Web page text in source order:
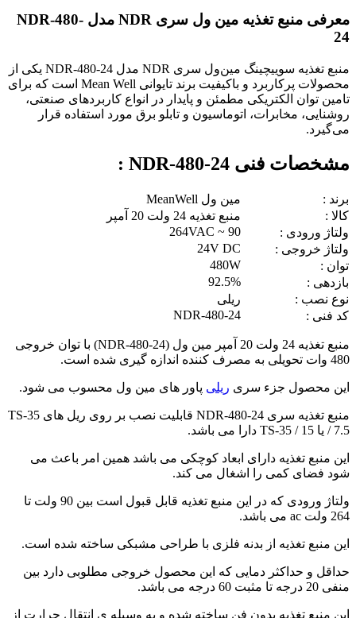
معرفی منبع تغذیه مین ول سری NDR مدل NDR-480-
24
منبع تغذیه سوییچینگ مین‌ول سری NDR مدل NDR-480-24 یکی از
محصولات پرکاربرد و باکیفیت برند تایوانی Mean Well است که برای
تامین توان الکتریکی مطمئن و پایدار در انواع کاربردهای صنعتی،
روشنایی، مخابرات، اتوماسیون و تابلو برق مورد استفاده قرار
می‌گیرد.
مشخصات فنی NDR-480-24 :
برند :
مین ول MeanWell
کالا :
منبع تغذیه 24 ولت 20 آمپر
ولتاژ ورودی :
90 ~ 264VAC
ولتاژ خروجی :
24V DC
توان :
480W
بازدهی :
92.5%
نوع نصب :
ریلی
کد فنی :
NDR-480-24
منبع تغذیه 24 ولت 20 آمپر مین ول (NDR-480-24) با توان خروجی
480 وات تحویلی به مصرف کننده اندازه گیری شده است.
این محصول جزء سری ریلی پاور های مین ول محسوب می شود.
منبع تغذیه سری NDR-480-24 قابلیت نصب بر روی ریل های TS-35
/ 7.5 یا TS-35 / 15 دارا می باشد.
این منبع تغذیه دارای ابعاد کوچکی می باشد همین امر باعث می
شود فضای کمی را اشغال می کند.
ولتاژ ورودی که در این منبع تغذیه قابل قبول است بین 90 ولت تا
264 ولت ac می باشد.
این منبع تغذیه از بدنه فلزی با طراحی مشبکی ساخته شده است.
حداقل و حداکثر دمایی که این محصول خروجی مطلوبی دارد بین
منفی 20 درجه تا مثبت 60 درجه می باشد.
این منبع تغذیه بدون فن ساخته شده و به وسیله ی انتقال حرارت از